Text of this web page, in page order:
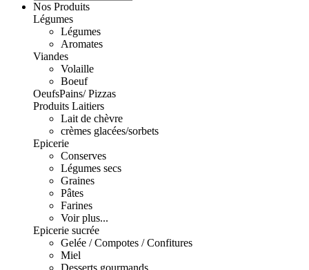
Nos Produits
Légumes
Légumes
Aromates
Viandes
Volaille
Boeuf
OeufsPains/ Pizzas
Produits Laitiers
Lait de chèvre
crèmes glacées/sorbets
Epicerie
Conserves
Légumes secs
Graines
Pâtes
Farines
Voir plus...
Epicerie sucrée
Gelée / Compotes / Confitures
Miel
Desserts gourmands